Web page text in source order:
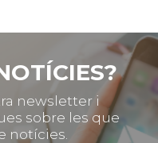
newsletter i
sobre les que
notícies.